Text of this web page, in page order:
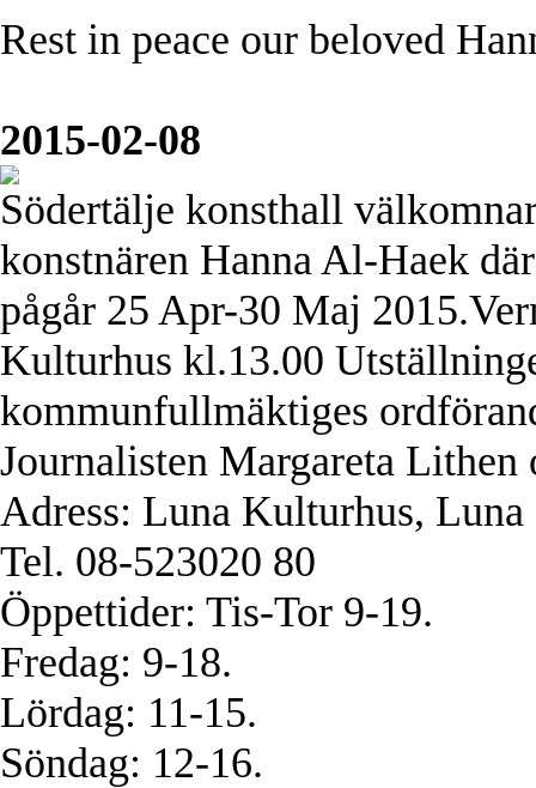
Rest in peace our beloved
2015-02-08
Södertälje konsthall
konstnären Hanna Al-Haek
pågår 25 Apr-30 Maj
Kulturhus kl.13.00
kommunfullmäktiges
Journalisten Margareta
Adress: Luna Kulturhus,
Tel. 08-523020 80
Öppettider: Tis-Tor 9-19.
Fredag: 9-18.
Lördag: 11-15.
Söndag: 12-16.